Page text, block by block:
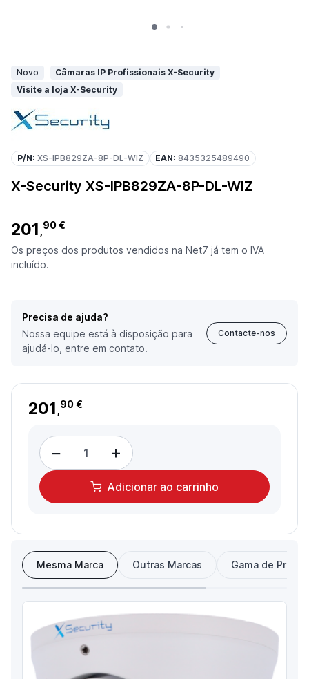
Novo
Câmaras IP Profissionais X-Security
Visite a loja X-Security
P/N: XS-IPB829ZA-8P-DL-WIZ EAN: 8435325489490
X-Security XS-IPB829ZA-8P-DL-WIZ
201 ,90 €
Os preços dos produtos vendidos na Net7 já tem o IVA
incluído.
Precisa de ajuda?
Nossa equipe está à disposição para
ajudá-lo, entre em contato.
Contacte-nos
201 ,90 €
− +
Adicionar ao carrinho
Mesma Marca Outras Marcas Gama de Preço